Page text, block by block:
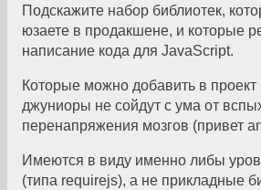
Подскажите набор библиотек,
юзаете в продакшене, и которые
написание кода для JavaScript.
Которые можно добавить в проект
джуниоры не сойдут с ума от
перенапряжения мозгов (привет
Имеются в виду именно либы
(типа requirejs), а не прикладные